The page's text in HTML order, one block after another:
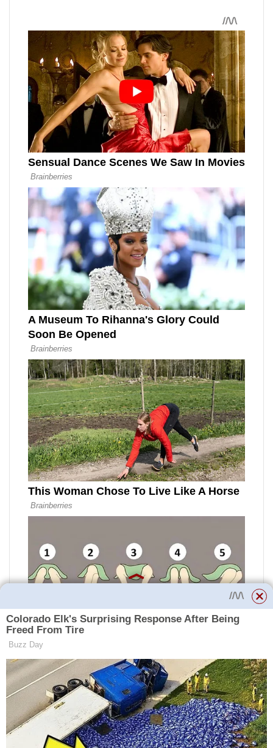
Jedna z odrůd chilli papriček,
která je oblíbená zejména v
Indonésii. Má tenké špičaté plody